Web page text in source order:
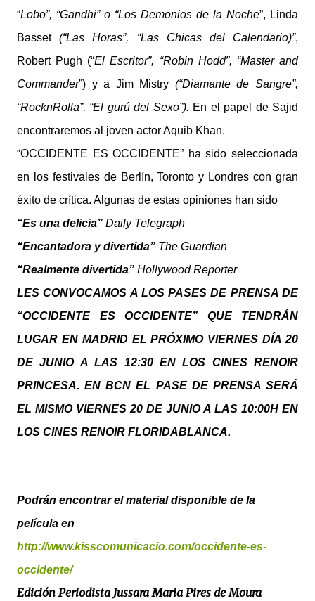
“Lobo”, “Gandhi” o “Los Demonios de la Noche”, Linda
Basset(“Las Horas”, “Las Chicas del Calendario)”,
Robert Pugh (“El Escritor”, “Robin Hodd”, “Master and
Commander”) y a Jim Mistry (“Diamante de Sangre”,
“RocknRolla”, “El gurú del Sexo”). En el papel de Sajid
encontraremos al joven actor Aquib Khan.
“OCCIDENTE ES OCCIDENTE” ha sido seleccionada
en los festivales de Berlín, Toronto y Londres con gran
éxito de crítica. Algunas de estas opiniones han sido
“Es una delicia” Daily Telegraph
“Encantadora y divertida” The Guardian
“Realmente divertida” Hollywood Reporter
LES CONVOCAMOS A LOS PASES DE PRENSA DE
“OCCIDENTE ES OCCIDENTE” QUE TENDRÁN
LUGAR EN MADRID EL PRÓXIMO VIERNES DÍA 20
DE JUNIO A LAS 12:30 EN LOS CINES RENOIR
PRINCESA. EN BCN EL PASE DE PRENSA SERÁ
EL MISMO VIERNES 20 DE JUNIO A LAS 10:00H EN
LOS CINES RENOIR FLORIDABLANCA.
Podrán encontrar el material disponible de la
película en
http://www.kisscomunicacio.com/occidente-es-
occidente/
Edición Periodista Jussara Maria Pires de Moura